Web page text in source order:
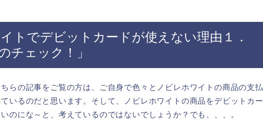
トでデビットカードが使えない理由１．
チェック！」
らの記事をご覧の方は、ご自身で色々とノビレホワイトの商品の支払
いるのだと思います。そして、ノビレホワイトの商品をデビットカー
のにな～と、考えているのではないでしょうか？でも、、、。